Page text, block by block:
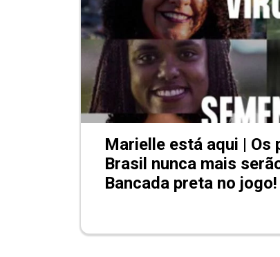
Marielle está aqui | Os
Brasil nunca mais
Bancada preta no jogo!